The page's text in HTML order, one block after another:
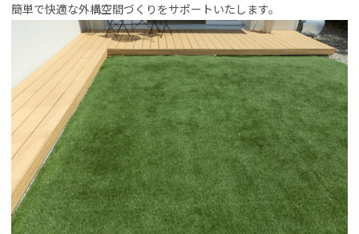
簡単で快適な外構空間づくりをサポートいたします。